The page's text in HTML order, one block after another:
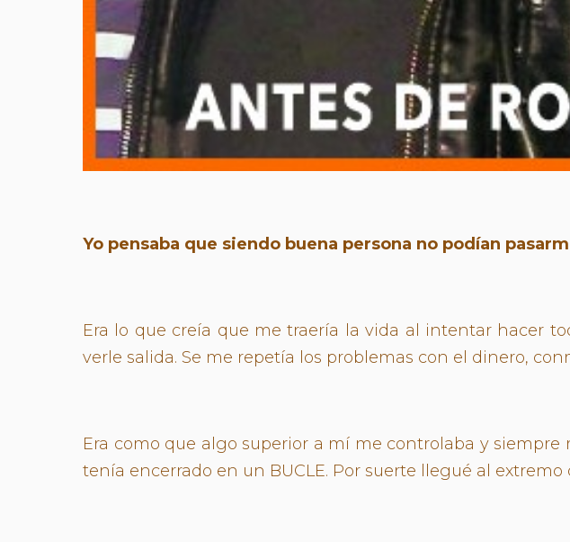
Yo pensaba que siendo buena persona no podían
Era lo que creía que me traería la vida al intentar hacer
verle salida. Se me repetía los problemas con el dinero,
Era como que algo superior a mí me controlaba y
tenía encerrado en un BUCLE. Por suerte llegué al extremo